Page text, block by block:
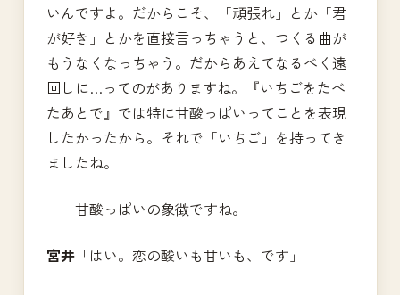
いんですよ。だからこそ、「頑張れ」とか「君
が好き」とかを直接言っちゃうと、つくる曲が
もうなくなっちゃう。だからあえてなるべく遠
回しに…ってのがありますね。『いちごをたべ
たあとで』では特に甘酸っぱいってことを表現
したかったから。それで「いちご」を持ってき
ましたね。
──甘酸っぱいの象徴ですね。
宮井 「はい。恋の酸いも甘いも、です」